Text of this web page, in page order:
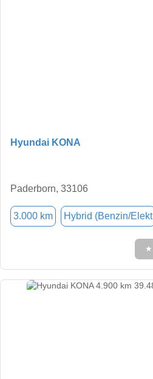
Hyundai KONA
Paderborn, 33106
3.000 km Hybrid (Benzin/Elekt
★